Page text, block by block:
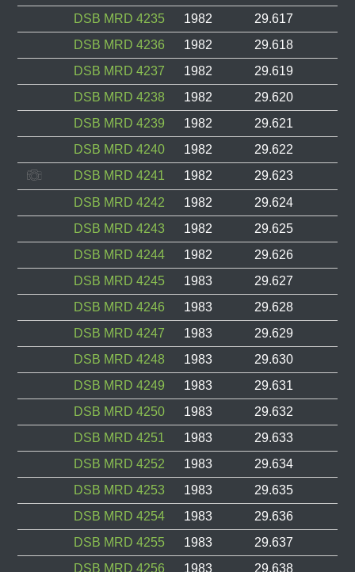
DSB MRD 4235
1982
29.617
DSB MRD 4236
1982
29.618
DSB MRD 4237
1982
29.619
DSB MRD 4238
1982
29.620
DSB MRD 4239
1982
29.621
DSB MRD 4240
1982
29.622
DSB MRD 4241
1982
29.623
DSB MRD 4242
1982
29.624
DSB MRD 4243
1982
29.625
DSB MRD 4244
1982
29.626
DSB MRD 4245
1983
29.627
DSB MRD 4246
1983
29.628
DSB MRD 4247
1983
29.629
DSB MRD 4248
1983
29.630
DSB MRD 4249
1983
29.631
DSB MRD 4250
1983
29.632
DSB MRD 4251
1983
29.633
DSB MRD 4252
1983
29.634
DSB MRD 4253
1983
29.635
DSB MRD 4254
1983
29.636
DSB MRD 4255
1983
29.637
DSB MRD 4256
1983 29.638